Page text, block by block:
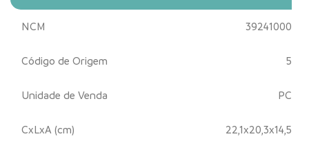
NCM 39241000
Código de Origem 5
Unidade de Venda PC
CxLxA (cm) 22,1x20,3x14,5